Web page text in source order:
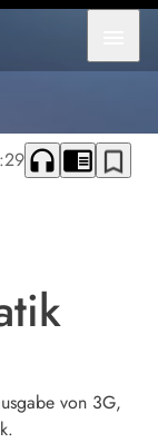
headphones chrome_reader_mode bookmark_border
von 3G,